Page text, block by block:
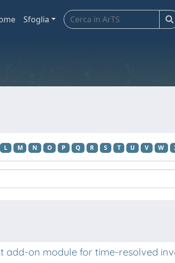
Sfoglia
L M N O P Q R S T U V W
add-on module for time-resolved